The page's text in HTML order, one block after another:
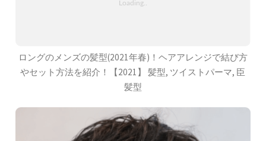
ロングのメンズの髪型(2021年春)！ヘアアレンジで結び方
やセット方法を紹介！【2021】 髪型, ツイストパーマ, 臣
髪型